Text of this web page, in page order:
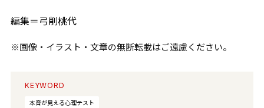
編集＝弓削桃代
※画像・イラスト・文章の無断転載はご遠慮ください。
KEYWORD
本音が見える心理テスト